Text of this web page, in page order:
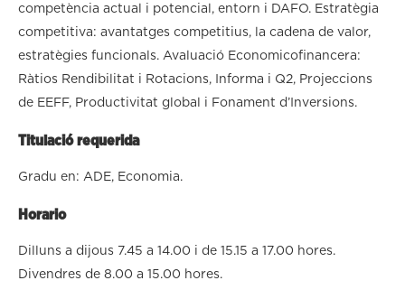
competència actual i potencial, entorn i DAFO. Estratègia
competitiva: avantatges competitius, la cadena de valor,
estratègies funcionals. Avaluació Economicofinancera:
Ràtios Rendibilitat i Rotacions, Informa i Q2, Projeccions
de EEFF, Productivitat global i Fonament d’Inversions.
Titulació requerida
Gradu en: ADE, Economia.
Horario
Dilluns a dijous 7.45 a 14.00 i de 15.15 a 17.00 hores.
Divendres de 8.00 a 15.00 hores.